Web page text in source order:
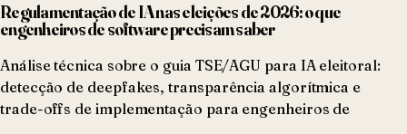
Regulamentação de IA nas eleições de 2026: o que
engenheiros de software precisam saber
Análise técnica sobre o guia TSE/AGU para IA eleitoral:
detecção de deepfakes, transparência algorítmica e
trade-offs de implementação para engenheiros de